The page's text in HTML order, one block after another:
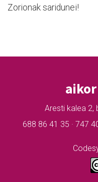
Zorionak saridunei!
Aresti kalea 2,
688 86 41 35 · 747